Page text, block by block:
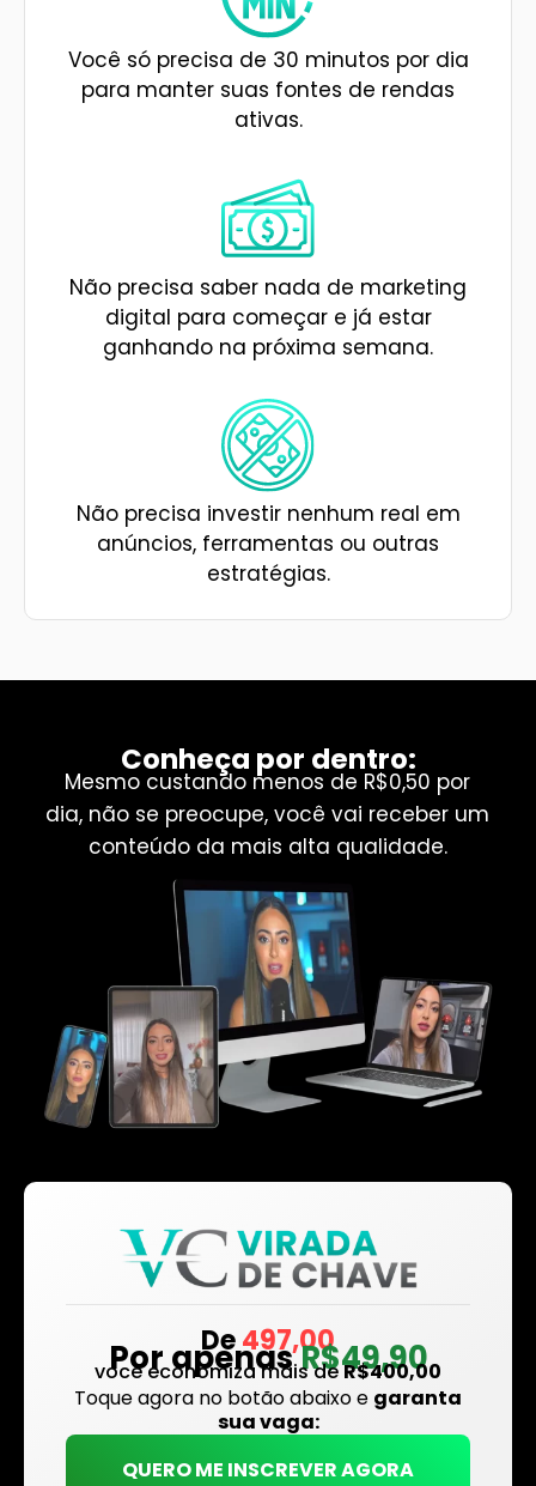
Você só precisa de 30 minutos por dia
para manter suas fontes de rendas
ativas.
Não precisa saber nada de marketing
digital para começar e já estar
ganhando na próxima semana.
Não precisa investir nenhum real em
anúncios, ferramentas ou outras
estratégias.
Conheça por dentro:
Mesmo custando menos de R$0,50 por
dia, não se preocupe, você vai receber um
conteúdo da mais alta qualidade.
De497,00
Por apenasR$49,90
você economiza mais deR$400,00
Toque agora no botão abaixo e garanta
sua vaga:
QUERO ME INSCREVER AGORA